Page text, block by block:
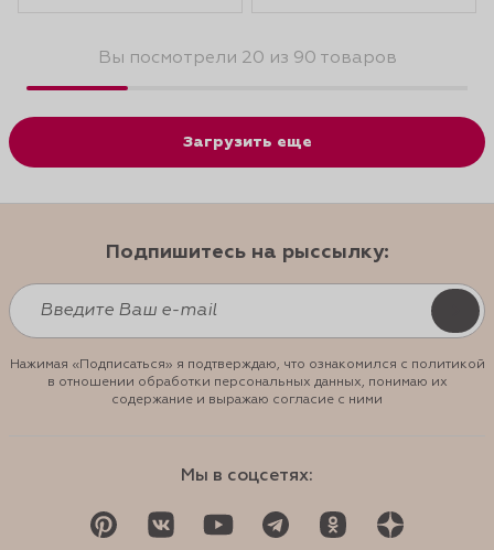
Вы посмотрели 20 из 90 товаров
Загрузить еще
Подпишитесь на рыссылку:
Нажимая «Подписаться» я подтверждаю, что ознакомился с политикой
в отношении обработки персональных данных, понимаю их
содержание и выражаю согласие с ними
Мы в соцсетях: